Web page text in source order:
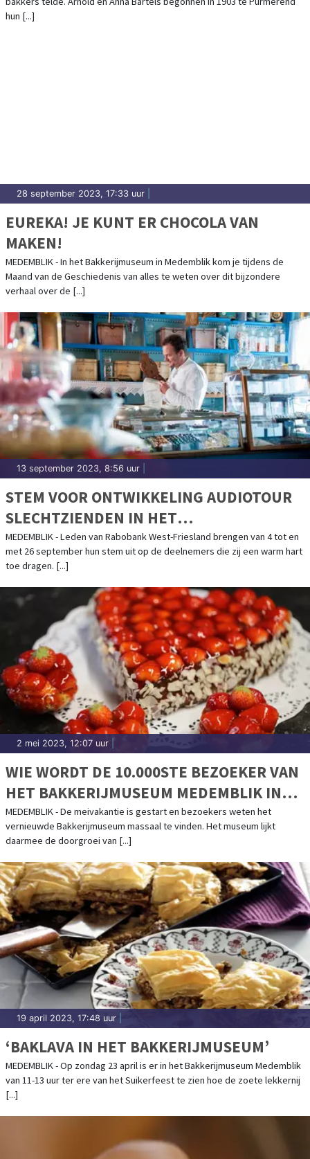
BAKKERIJMUSEUM DE OUDE BAKKERIJ IN
hun [...]
28 september 2023, 17:33 uur
EUREKA! JE KUNT ER CHOCOLA VAN
MAKEN!
MEDEMBLIK - In het Bakkerijmuseum in Medemblik kom je tijdens de
Maand van de Geschiedenis van alles te weten over dit bijzondere
verhaal over de [...]
13 september 2023, 8:56 uur
STEM VOOR ONTWIKKELING AUDIOTOUR
SLECHTZIENDEN IN HET
BAKKERIJMUSEUM VIA RABO
CLUBSUPPORT 2023
MEDEMBLIK - Leden van Rabobank West-Friesland brengen van 4 tot en
met 26 september hun stem uit op de deelnemers die zij een warm hart
toe dragen. [...]
2 mei 2023, 12:07 uur
WIE WORDT DE 10.000STE BEZOEKER VAN
HET BAKKERIJMUSEUM MEDEMBLIK IN
2023?
MEDEMBLIK - De meivakantie is gestart en bezoekers weten het
vernieuwde Bakkerijmuseum massaal te vinden. Het museum lijkt
daarmee de doorgroei van [...]
19 april 2023, 17:48 uur
‘BAKLAVA IN HET BAKKERIJMUSEUM’
MEDEMBLIK - Op zondag 23 april is er in het Bakkerijmuseum Medemblik
van 11-13 uur ter ere van het Suikerfeest te zien hoe de zoete lekkernij
[...]